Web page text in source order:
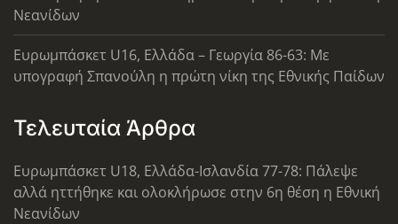
Νεανίδων
Ευρωμπάσκετ U16, Ελλάδα – Γεωργία 86-63: Με
υπογραφή Σπανούλη η πρώτη νίκη της Εθνικής Παίδων
Τελευταία Άρθρα
Ευρωμπάσκετ U18, Ελλάδα-Ισλανδία 77-78: Πάλεψε
αλλά ηττήθηκε και ολοκλήρωσε στην 6η θέση η Εθνική
Νεανίδων